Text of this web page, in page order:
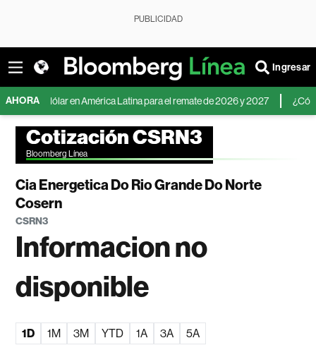
PUBLICIDAD
Ingresar
AHORA
dólar en América Latina para el remate de 2026 y 2027 ¿Cómo
Cotización CSRN3
Bloomberg Línea
Cia Energetica Do Rio Grande Do Norte
Cosern
CSRN3
Informacion no
disponible
1D 1M 3M YTD 1A 3A 5A